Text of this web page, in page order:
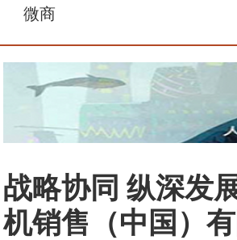
微商
战略协同 纵深发
机销售（中国）